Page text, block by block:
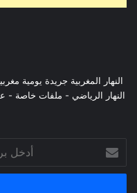
النهار المغربية جريدة يومية
النهار الرياضي - ملفات خاصة -
بريدك
الإلكتروني